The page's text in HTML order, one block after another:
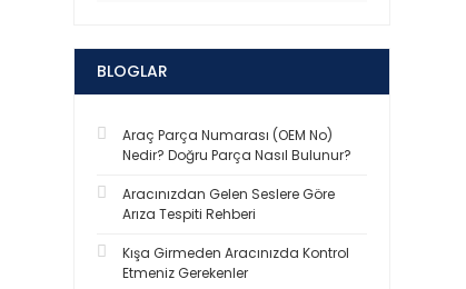
BLOGLAR
Araç Parça Numarası (OEM No)
Nedir? Doğru Parça Nasıl Bulunur?
Aracınızdan Gelen Seslere Göre
Arıza Tespiti Rehberi
Kışa Girmeden Aracınızda Kontrol
Etmeniz Gerekenler